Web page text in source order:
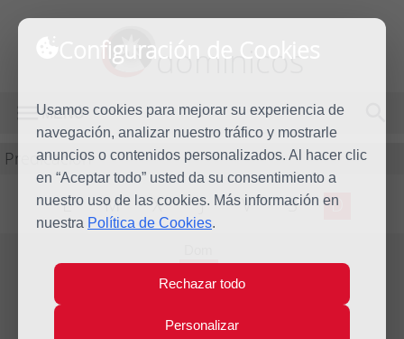
Configuración de Cookies
Usamos cookies para mejorar su experiencia de
navegación, analizar nuestro tráfico y mostrarle
anuncios o contenidos personalizados. Al hacer clic
en “Aceptar todo” usted da su consentimiento a
nuestro uso de las cookies. Más información en
nuestra Política de Cookies.
Rechazar todo
Personalizar
dominicos
MENÚ
Predicación
L M X J V S D
21
Nov